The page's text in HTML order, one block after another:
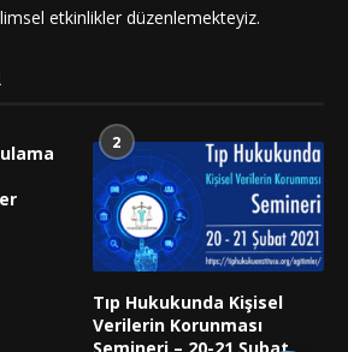
etkinlikler düzenlemekteyiz.
2
Tıp Hukukunda Kişisel
Verilerin Korunması